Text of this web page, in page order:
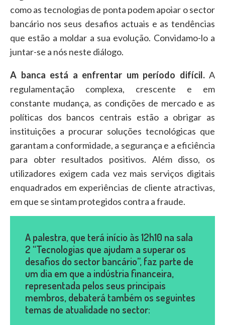
como as tecnologias de ponta podem apoiar o sector
bancário nos seus desafios actuais e as tendências
que estão a moldar a sua evolução. Convidamo-lo a
juntar-se a nós neste diálogo.
A banca está a enfrentar um período difícil.A
regulamentação complexa, crescente e em
constante mudança, as condições de mercado e as
políticas dos bancos centrais estão a obrigar as
instituições a procurar soluções tecnológicas que
garantam a conformidade, a segurança e a eficiência
para obter resultados positivos. Além disso, os
utilizadores exigem cada vez mais serviços digitais
enquadrados em experiências de cliente atractivas,
em que se sintam protegidos contra a fraude.
A palestra, que terá início às 12h10 na sala
2 “Tecnologias que ajudam a superar os
desafios do sector bancário”, faz parte de
um dia em que a indústria financeira,
representada pelos seus principais
membros, debaterá também os seguintes
temas de atualidade no sector: